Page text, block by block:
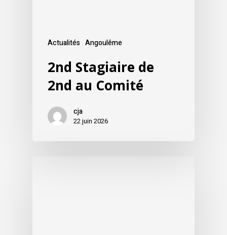
Actualités Angoulême
2nd Stagiaire de
2nd au Comité
cja
22 juin 2026